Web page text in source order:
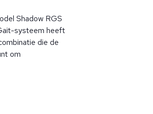
Shadow RGS
systeem heeft
die de
om